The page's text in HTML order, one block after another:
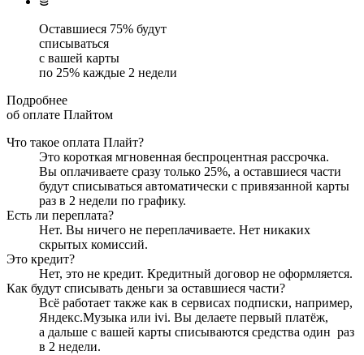
Оставшиеся 75% будут
списываться
с вашей карты
по 25% каждые 2 недели
Подробнее
об оплате Плайтом
Что такое оплата Плайт?
Это короткая мгновенная беспроцентная рассрочка.
Вы оплачиваете сразу только 25%, а оставшиеся части
будут списываться автоматически с привязанной карты
раз в 2 недели по графику.
Есть ли переплата?
Нет. Вы ничего не переплачиваете. Нет никаких
скрытых комиссий.
Это кредит?
Нет, это не кредит. Кредитный договор не оформляется.
Как будут списывать деньги за оставшиеся части?
Всё работает также как в сервисах подписки, например,
Яндекс.Музыка или ivi. Вы делаете первый платёж,
а дальше с вашей карты списываются средства один раз
в 2 недели.